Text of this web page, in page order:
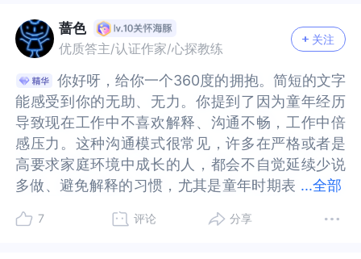
道这些…可是他人的言语我们无法干预，也无法阻
止，当我们潜意识里把他人的暗示定位负面反馈
我们会感受到委屈，从而触发自己内心需求的紧
张，尤其是对自己成长的需求，和对自己被人认可
的需求。所以我们被这些言语暗示点燃内心的情绪
时，不妨问问自己：他人的言论是否属实？心理学
上说，一切防御机制都是我们为逃避痛苦而向自己
撒的谎。当我们感受到痛苦却又无法改变现状时，
便会做出防御。而把自己定位成一个受害者，让自
他人的言语我们无法干预，也无法阻止，当我们潜
意识里把他人的暗示定位负面反馈时，要接受这些
屈，从而触发自己内心需求的紧张，尤其是对自己
成长的需求，和对自己被人认可的需求。所以我们
被这些言语暗示点燃内心的情绪时，不妨问问自
己：他人的言论是否属实？心理学上说，一切防御
机制都是我们为逃避痛苦而向自己撒的谎。当我们
感受到痛苦却又无法改变现状时，便会做出防御。
而把自己定位成一个受害者，让自己可以更少面对
只有一个，这件事不说会不会影响我下班，不影
响，就先放着，影响，就扔那三句话。小时候那个
个，这件事不说会不会影响我下班，不影响，就先
放着，影响，就扔那三句话。小时候那个被挑剔的
成型。如果咱们可以抽离出来，用上帝视角去回望
出生前的家庭，即便家庭的场景是用现在的认知想
象出来的，也一定是家庭非常具备代表的特征。例
如，母亲对细节的吹毛求疵，你感觉他们并不会在
意你说的话。例如，你总是不太喜欢跟人沟通，凡
事都喜欢自己解决。一定是早已成为刻在家庭系统
中的模式，且具备其动力。回忆印象最深的与母亲
有关的场景，她在做什么？你有什么感受？你在场
景里学会了如何对待自己的感受？如果在母亲身
上，哪怕很微小，她曾给予过你哪一种支持？（陪
伴、照料、成长......）这是一种什么样的滋养的力
如果咱们可以抽离出来，用上帝视角去回望出生前
的家庭，即便家庭的场景是用现在的认知想象出来
的，也一定是家庭非常具备代表的特征。例如，母
亲对细节的吹毛求疵，你感觉他们并不会在意你说
的话。例如，你总是不太喜欢跟人沟通，凡事都喜
欢自己解决。一定是早已成为刻在家庭系统中的模
式，且具备其动力。回忆印象最深的与母亲有关的
场景，她在做什么？你有什么感受？你在场景里学
会了如何对待自己的感受？如果在母亲身上，哪怕
很微小，她曾给予过你哪一种支持？（陪伴、照
料、成长......）这是一种什么样的滋养的力量？（被
蔷色
优质答主/认证作家/心探教练
关注
...全部
你好呀，给你一个360度的拥抱。简短的文字
能感受到你的无助、无力。你提到了因为童年经历
导致现在工作中不喜欢解释、沟通不畅，工作中倍
感压力。这种沟通模式很常见，许多在严格或者是
高要求家庭环境中成长的人，都会不自觉延续少说
多做、避免解释的习惯，尤其是童年时期表
细节吃毛秋词，这可能促使你形成了一种“解释无用
能感受到你的无助、无力。你提到了因为童年经历
导致现在工作中不喜欢解释、沟通不畅，工作中倍
感压力。这种沟通模式很常见，许多在严格或者是
高要求家庭环境中成长的人，都会不自觉延续少说
多做、避免解释的习惯，尤其是童年时期表达常被
毛秋词，这可能促使你形成了一种“解释无用甚至可
7 评论 分享